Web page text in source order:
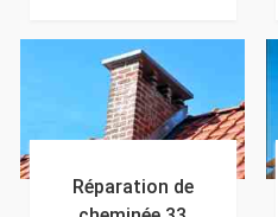
Réparation de